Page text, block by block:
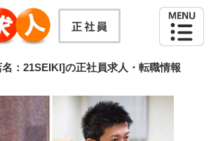
：21SEIKI]の正社員求人・転職情報